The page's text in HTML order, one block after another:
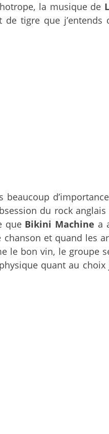
la musique de
tigre que j’entends
du rock
que Bikini Machine a
et quand les
le bon vin, le groupe
quant au